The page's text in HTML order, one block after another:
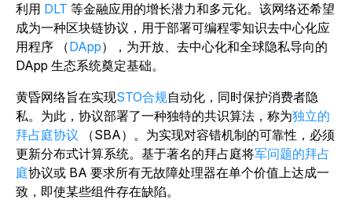
利用 DLT 等金融应用的增长潜力和多元化。该网络还希望
成为一种区块链协议，用于部署可编程零知识去中心化应
用程序 （DApp），为开放、去中心化和全球隐私导向的
DApp 生态系统奠定基础。
黄昏网络旨在实现STO合规自动化，同时保护消费者隐
私。为此，协议部署了一种独特的共识算法，称为独立的
拜占庭协议 （SBA）。为实现对容错机制的可靠性，必须
更新分布式计算系统。基于著名的拜占庭将军问题的拜占
庭协议或 BA 要求所有无故障处理器在单个价值上达成一
致，即使某些组件存在缺陷。